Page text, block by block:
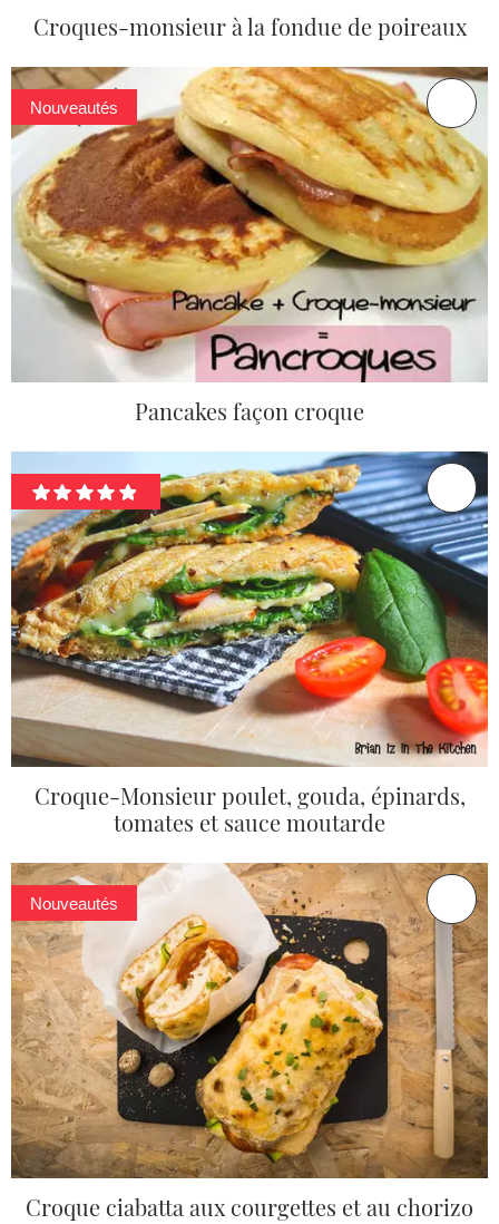
Croques-monsieur à la fondue de poireaux
Nouveautés
Pancakes façon croque
Croque-Monsieur poulet, gouda, épinards,
tomates et sauce moutarde
Nouveautés
Croque ciabatta aux courgettes et au chorizo